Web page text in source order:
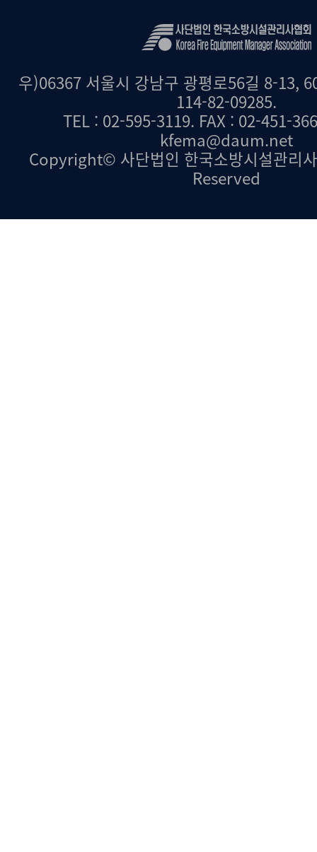
우)06367 서울시 강남구 광평로56길 8-13,
114-82-09285.
TEL : 02-595-3119. FAX : 02-451-
kfema@daum.net
Copyright© 사단법인 한국소방시설관리
Reserved